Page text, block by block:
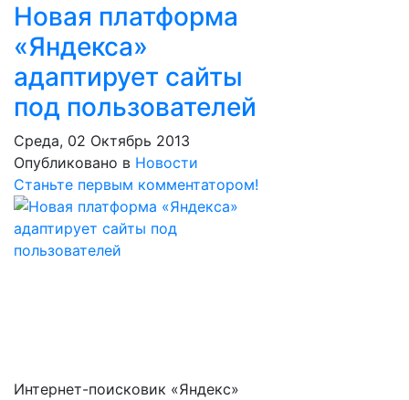
Новая платформа
«Яндекса»
адаптирует сайты
под пользователей
Среда, 02 Октябрь 2013
Опубликовано в Новости
Станьте первым комментатором!
Интернет-поисковик «Яндекс»